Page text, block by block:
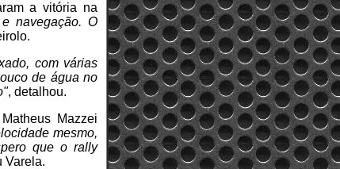
a vitória na
navegação. O
com várias
de água no
, detalhou.
Mazzei
mesmo,
que o rally
Varela.